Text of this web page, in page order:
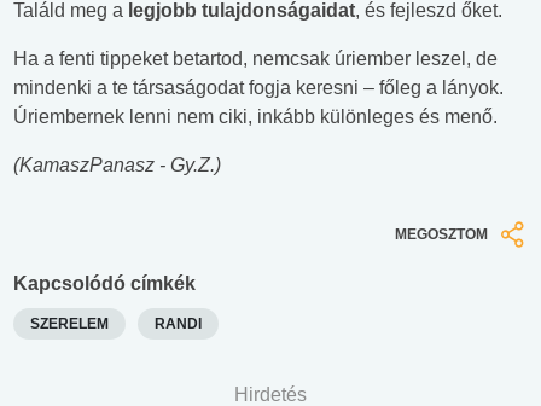
Találd meg a legjobb tulajdonságaidat, és fejleszd őket.
Ha a fenti tippeket betartod, nemcsak úriember leszel, de
mindenki a te társaságodat fogja keresni – főleg a lányok.
Úriembernek lenni nem ciki, inkább különleges és menő.
(KamaszPanasz - Gy.Z.)
MEGOSZTOM
Kapcsolódó címkék
SZERELEM RANDI
Hirdetés